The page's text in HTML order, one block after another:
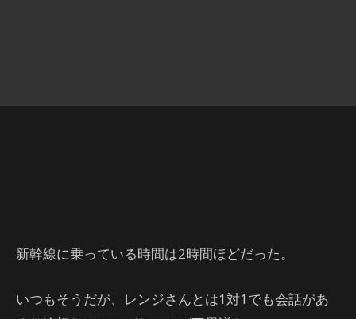
新幹線に乗っている時間は2時間ほどだった。
いつもそうだが、レンジさんとは1対1でも会話があ